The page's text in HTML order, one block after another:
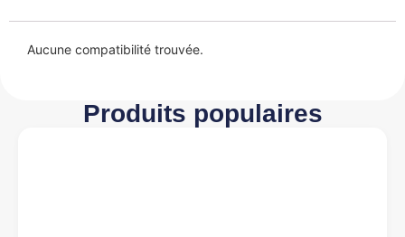
Aucune compatibilité trouvée.
Produits populaires